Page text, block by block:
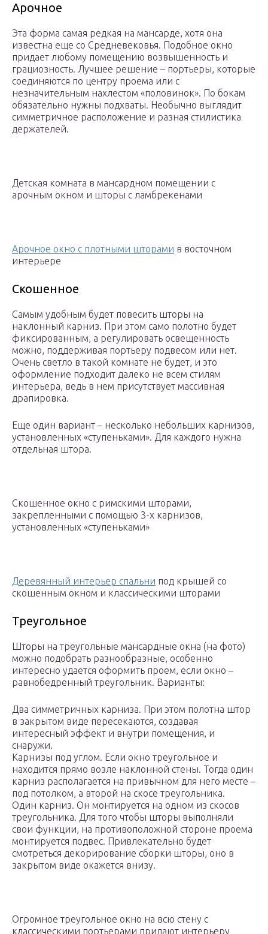
Арочное
Эта форма самая редкая на мансарде, хотя она
известна еще со Средневековья. Подобное окно
придает любому помещению возвышенность и
грациозность. Лучшее решение – портьеры, которые
соединяются по центру проема или с
незначительным нахлестом «половинок». По бокам
обязательно нужны подхваты. Необычно выглядит
симметричное расположение и разная стилистика
держателей.
Детская комната в мансардном помещении с
арочным окном и шторы с ламбрекенами
Арочное окно с плотными шторами в восточном
интерьере
Скошенное
Самым удобным будет повесить шторы на
наклонный карниз. При этом само полотно будет
фиксированным, а регулировать освещенность
можно, поддерживая портьеру подвесом или нет.
Очень светло в такой комнате не будет, и это
оформление подходит далеко не всем стилям
интерьера, ведь в нем присутствует массивная
драпировка.
Еще один вариант – несколько небольших карнизов,
установленных «ступеньками». Для каждого нужна
отдельная штора.
Скошенное окно с римскими шторами,
закрепленными с помощью 3-х карнизов,
установленных «ступеньками»
Деревянный интерьер спальни под крышей со
скошенным окном и классическими шторами
Треугольное
Шторы на треугольные мансардные окна (на фото)
можно подобрать разнообразные, особенно
интересно удается оформить проем, если окно –
равнобедренный треугольник. Варианты:
Два симметричных карниза. При этом полотна штор
в закрытом виде пересекаются, создавая
интересный эффект и внутри помещения, и
снаружи.
Карнизы под углом. Если окно треугольное и
находится прямо возле наклонной стены. Тогда один
карниз располагается на привычном для него месте –
под потолком, а второй на скосе треугольника.
Один карниз. Он монтируется на одном из скосов
треугольника. Для того чтобы шторы выполняли
свои функции, на противоположной стороне проема
монтируется подвес. Привлекательно будет
смотреться декорирование сборки шторы, оно в
закрытом виде окажется внизу.
Огромное треугольное окно на всю стену с
классическими портьерами придают интерьеру